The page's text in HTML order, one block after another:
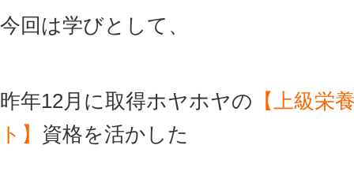
今回は学びとして、
昨年12月に取得ホヤホヤの 【上級栄
ト】 資格を活かした